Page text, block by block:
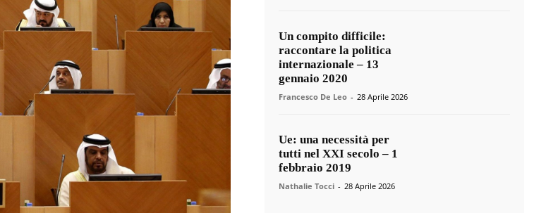
Un compito difficile:
raccontare la politica
internazionale – 13
gennaio 2020
Francesco De Leo - 28 Aprile 2026
Ue: una necessità per
tutti nel XXI secolo – 1
febbraio 2019
Nathalie Tocci - 28 Aprile 2026